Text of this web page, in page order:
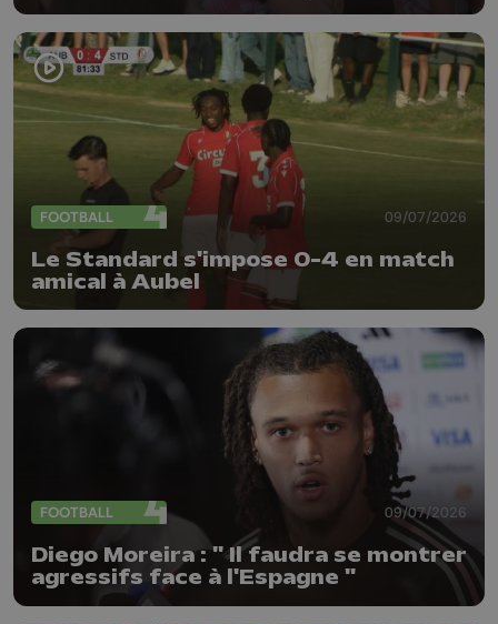
FOOTBALL 09/07/2026
Le Standard s'impose 0-4 en match
amical à Aubel
FOOTBALL 09/07/2026
Diego Moreira : " Il faudra se montrer
agressifs face à l'Espagne "